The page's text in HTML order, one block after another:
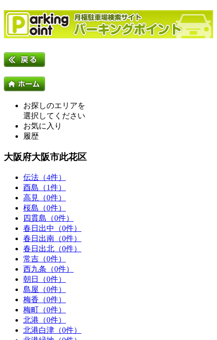
お探しのエリアを
選択してください
お気に入り
履歴
大阪府大阪市此花区
伝法（4件）
酉島（1件）
高見（0件）
桜島（0件）
四貫島（0件）
春日出中（0件）
春日出南（0件）
春日出北（0件）
常吉（0件）
西九条（0件）
朝日（0件）
島屋（0件）
梅香（0件）
梅町（0件）
北港（0件）
北港白津（0件）